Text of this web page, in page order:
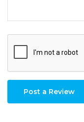
Post a Review